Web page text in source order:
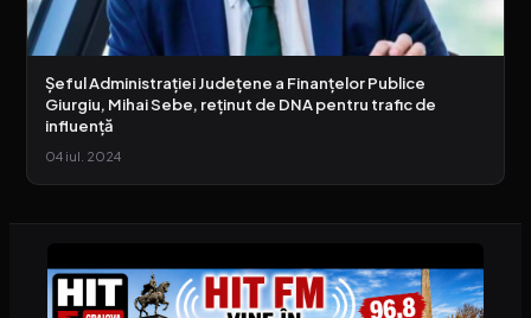
Şeful Administraţiei Judeţene a Finanţelor Publice
Giurgiu, Mihai Sebe, reţinut de DNA pentru trafic de
influență
04 iul. 2024